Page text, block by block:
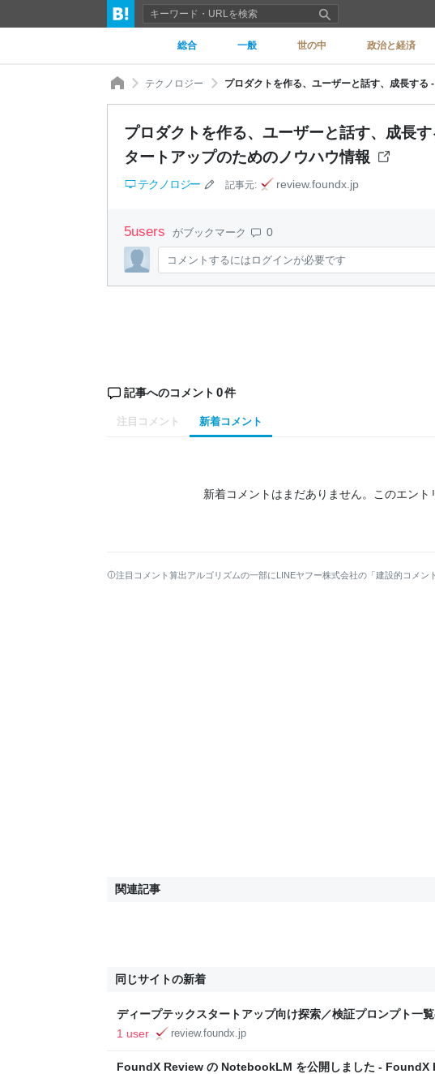
総合 一般 世の中 政治と経済
テクノロジー
プロダクトを作る、ユーザーと話す、成長
タートアップのためのノウハウ情報
テクノロジー 記事元: review.foundx.jp
5users がブックマーク 0
コメントするにはログインが必要です
記事へのコメント 0件
注目コメント 新着コメント
新着コメントはまだありません。 このエント
注目コメント算出アルゴリズムの一部にLINEヤフー株式会社の「建設的コメン
関連記事
同じサイトの新着
ディープテックスタートアップ向け探索／検証プロンプト一
FoundX Review - 起業家とスタートアップのためのノウハウ
1 user review.foundx.jp
FoundX Review の NotebookLM を公開しました - FoundX